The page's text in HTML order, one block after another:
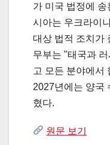
가 미국 법정에
시아는 우크라이
대상 법적 조치가
무부는 "태국과
고 모든 분야에서
2027년에는 양국
혔다.
원문 보기